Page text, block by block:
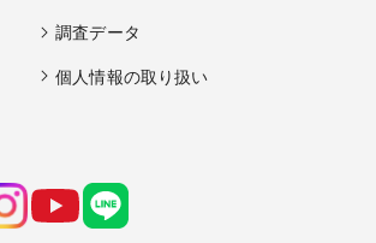
調査データ
個人情報の取り扱い